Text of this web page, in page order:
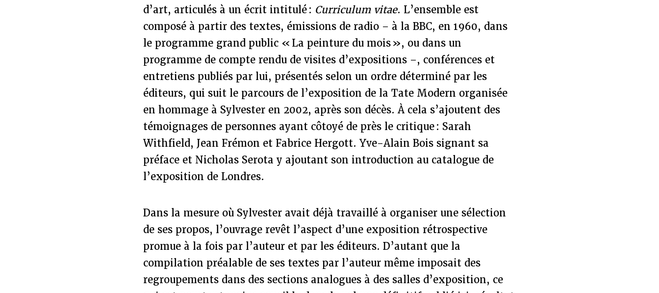
d’art, articulés à un écrit intitulé : Curriculum vitae. L’ensemble est
composé à partir des textes, émissions de radio – à la BBC, en 1960, dans
le programme grand public « La peinture du mois », ou dans un
programme de compte rendu de visites d’expositions –, conférences et
entretiens publiés par lui, présentés selon un ordre déterminé par les
éditeurs, qui suit le parcours de l’exposition de la Tate Modern organisée
en hommage à Sylvester en 2002, après son décès. À cela s’ajoutent des
témoignages de personnes ayant côtoyé de près le critique : Sarah
Withfield, Jean Frémon et Fabrice Hergott. Yve-Alain Bois signant sa
préface et Nicholas Serota y ajoutant son introduction au catalogue de
l’exposition de Londres.
Dans la mesure où Sylvester avait déjà travaillé à organiser une sélection
de ses propos, l’ouvrage revêt l’aspect d’une exposition rétrospective
promue à la fois par l’auteur et par les éditeurs. D’autant que la
compilation préalable de ses textes par l’auteur même imposait des
regroupements dans des sections analogues à des salles d’exposition, ce